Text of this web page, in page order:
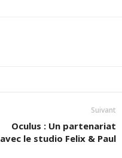
Suivant
Oculus : Un partenariat
avec le studio Felix & Paul